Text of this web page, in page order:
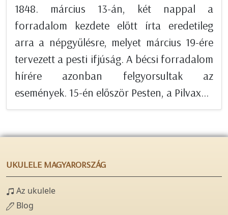
1848. március 13-án, két nappal a
forradalom kezdete előtt írta eredetileg
arra a népgyűlésre, melyet március 19-ére
tervezett a pesti ifjúság. A bécsi forradalom
hírére azonban felgyorsultak az
események. 15-én először Pesten, a Pilvax...
UKULELE MAGYARORSZÁG
Az ukulele
Blog